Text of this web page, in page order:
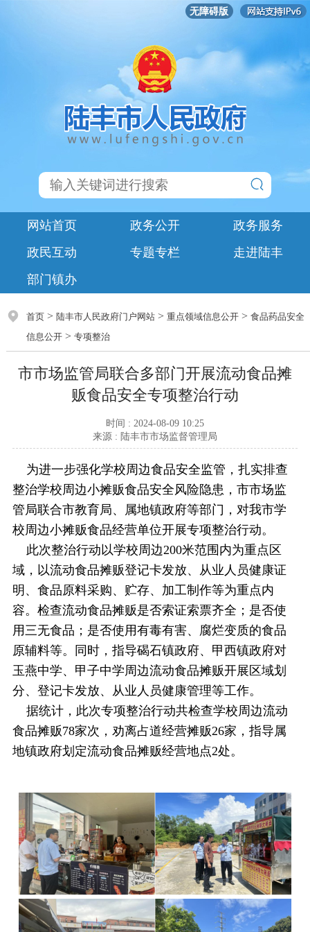
无障碍版
网站首页 政务公开
政务服务
政民互动
专题专栏
走进陆丰
部门镇办
首页> 陆丰市人民政府门户网站> 重点领域信息公开> 食品药品安全
信息公开> 专项整治
市市场监管局联合多部门开展流动食品摊
贩食品安全专项整治行动
时间 : 2024-08-09 10:25
来源 : 陆丰市市场监督管理局
为进一步强化学校周边食品安全监管，扎实排查
整治学校周边小摊贩食品安全风险隐患，市市场监
管局联合市教育局、属地镇政府等部门，对我市学
校周边小摊贩食品经营单位开展专项整治行动。
此次整治行动以学校周边200米范围内为重点区
域，以流动食品摊贩登记卡发放、从业人员健康证
明、食品原料采购、贮存、加工制作等为重点内
容。检查流动食品摊贩是否索证索票齐全；是否使
用三无食品；是否使用有毒有害、腐烂变质的食品
原辅料等。同时，指导碣石镇政府、甲西镇政府对
玉燕中学、甲子中学周边流动食品摊贩开展区域划
分、登记卡发放、从业人员健康管理等工作。
据统计，此次专项整治行动共检查学校周边流动
食品摊贩78家次，劝离占道经营摊贩26家，指导属
地镇政府划定流动食品摊贩经营地点2处。